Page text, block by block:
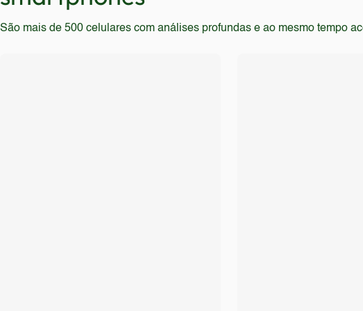
São mais de 500 celulares com análises profundas e ao mesmo tempo